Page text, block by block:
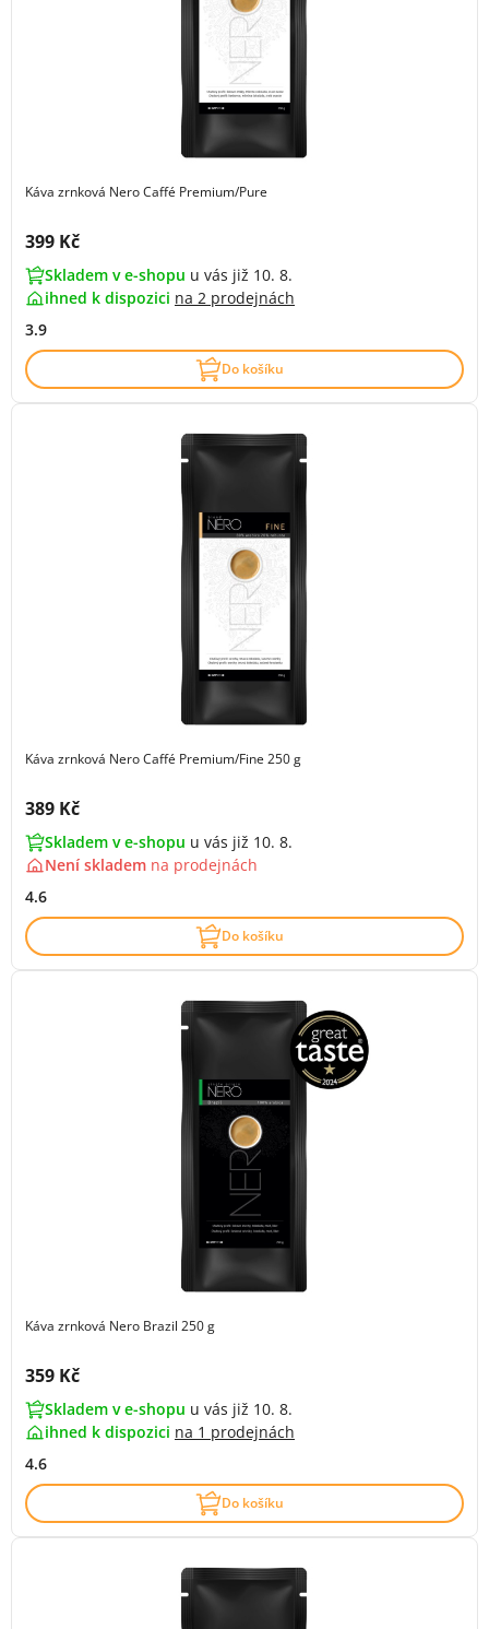
Káva zrnková Nero Caffé Premium/Pure
Cena s DPH:
399 Kč
Skladem v e-shopu u vás již 10. 8.
ihned k dispozici na 2 prodejnách
3.9
Do košíku
Káva zrnková Nero Caffé Premium/Fine 250 g
Cena s DPH:
389 Kč
Skladem v e-shopu u vás již 10. 8.
Není skladem na prodejnách
4.6
Do košíku
Káva zrnková Nero Brazil 250 g
Cena s DPH:
359 Kč
Skladem v e-shopu u vás již 10. 8.
ihned k dispozici na 1 prodejnách
4.6
Do košíku